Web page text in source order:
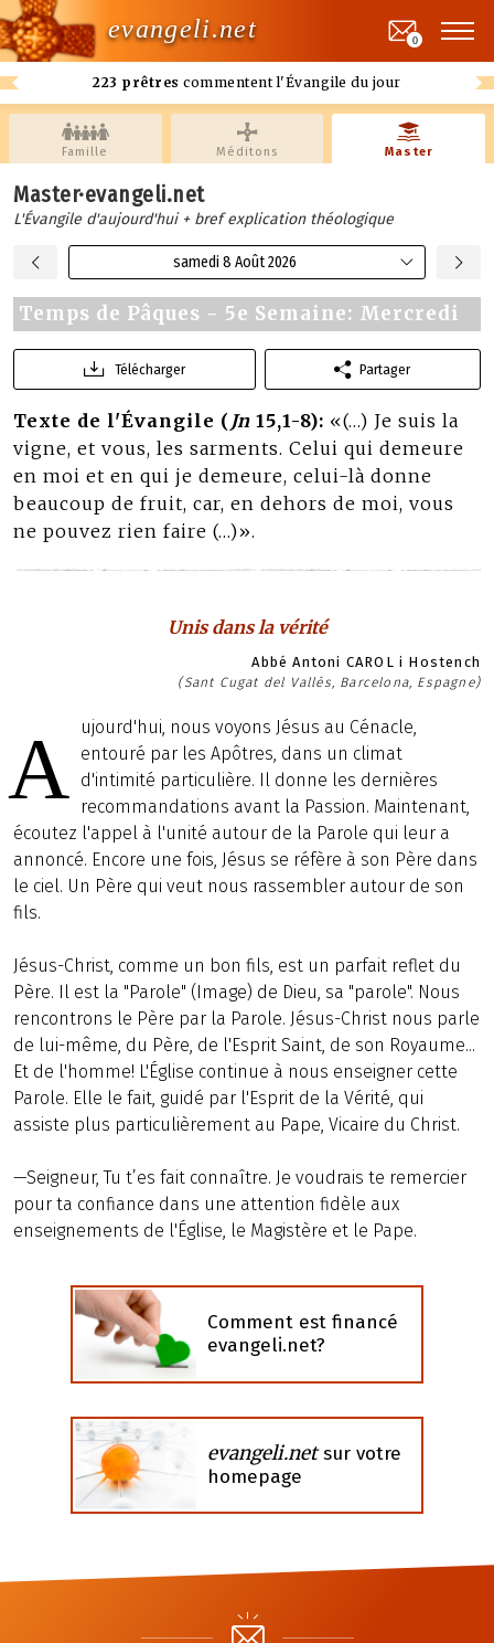
evangeli.net
223 prêtres commentent l'Évangile du jour
0
Famille Méditons Master
Master·evangeli.net
L'Évangile d'aujourd'hui + bref explication théologique
samedi 8 Août 2026
Temps de Pâques - 5e Semaine: Mercredi
Télécharger Partager
Texte de l'Évangile ( Jn 15,1-8): «(…) Je suis la
vigne, et vous, les sarments. Celui qui demeure
en moi et en qui je demeure, celui-là donne
beaucoup de fruit, car, en dehors de moi, vous
ne pouvez rien faire (…)».
Unis dans la vérité
Abbé Antoni CAROL i Hostench
(Sant Cugat del Vallès, Barcelona, Espagne)
A
ujourd'hui, nous voyons Jésus au Cénacle,
entouré par les Apôtres, dans un climat
d'intimité particulière. Il donne les dernières
recommandations avant la Passion. Maintenant,
écoutez l'appel à l'unité autour de la Parole qui leur a
annoncé. Encore une fois, Jésus se réfère à son Père dans
le ciel. Un Père qui veut nous rassembler autour de son
fils.
Jésus-Christ, comme un bon fils, est un parfait reflet du
Père. Il est la "Parole" (Image) de Dieu, sa "parole". Nous
rencontrons le Père par la Parole. Jésus-Christ nous parle
de lui-même, du Père, de l'Esprit Saint, de son Royaume...
Et de l'homme! L'Église continue à nous enseigner cette
Parole. Elle le fait, guidé par l'Esprit de la Vérité, qui
assiste plus particulièrement au Pape, Vicaire du Christ.
—Seigneur, Tu t’es fait connaître. Je voudrais te remercier
pour ta confiance dans une attention fidèle aux
enseignements de l'Église, le Magistère et le Pape.
Comment est financé
evangeli.net?
evangeli.netsur votre
homepage